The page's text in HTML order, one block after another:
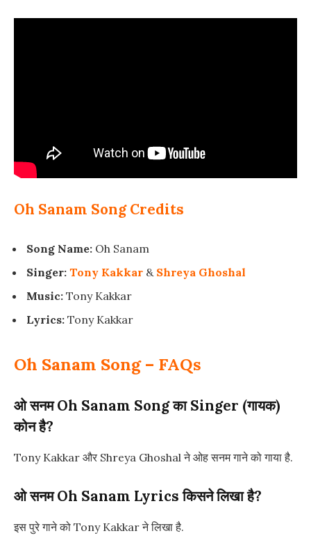
Oh Sanam Song Credits
Song Name: Oh Sanam
Singer: Tony Kakkar & Shreya Ghoshal
Music: Tony Kakkar
Lyrics: Tony Kakkar
Oh Sanam Song – FAQs
ओ सनम Oh Sanam Song का Singer (गायक)
कोन है?
Tony Kakkar और Shreya Ghoshal ने ओह सनम गाने को गाया है.
ओ सनम Oh Sanam Lyrics किसने लिखा है?
इस पुरे गाने को Tony Kakkar ने लिखा है.